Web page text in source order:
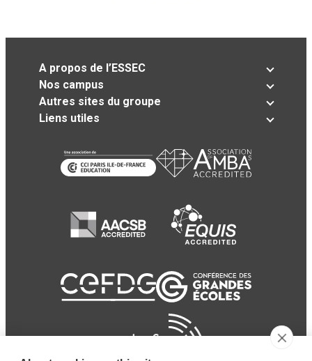
A propos de l’ESSEC
Nos campus
Autres sites du groupe
Liens utiles